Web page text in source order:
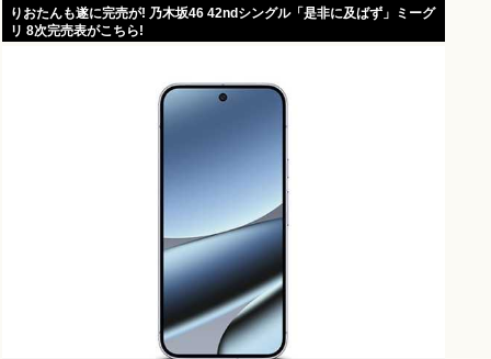
りおたんも遂に完売が! 乃木坂46 42ndシングル「是非に及ばず」ミーグ
リ 8次完売表がこちら!